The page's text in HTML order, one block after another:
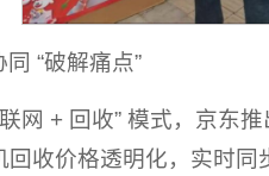
“破解痛点”
网 + 回收” 模式，京东
回收价格透明化，实时